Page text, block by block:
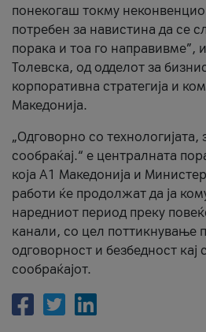
понекогаш токму
потребен за навистина да се
порака и тоа го направивме”,
Толевска, од одделот за
корпоративна стратегија и
Македонија.
„Одговорно со технологијата,
сообраќај.“ е централната
која A1 Македонија и
работи ќе продолжат да ја
наредниот период преку
канали, со цел поттикнување
одговорност и безбедност кај
сообраќајот.